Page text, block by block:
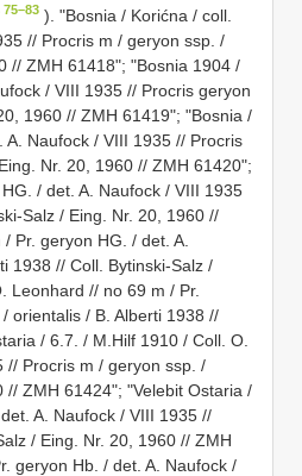
). "Bosnia / Korićna / coll.
// Procris m / geryon ssp. /
// ZMH 61418"; "Bosnia 1904 /
/ VIII 1935 // Procris geryon
1960 // ZMH 61419"; "Bosnia /
Naufock / VIII 1935 // Procris
Nr. 20, 1960 // ZMH 61420";
/ det. A. Naufock / VIII 1935
Salz / Eing. Nr. 20, 1960 //
Pr. geryon HG. / det. A.
1938 // Coll. Bytinski-Salz /
Leonhard // no 69 m / Pr.
orientalis / B. Alberti 1938 //
/ 6.7. / M.Hilf 1910 / Coll. O.
// Procris m / geryon ssp. /
// ZMH 61424"; "Velebit Ostaria /
A. Naufock / VIII 1935 //
/ Eing. Nr. 20, 1960 // ZMH
geryon Hb. / det. A. Naufock /